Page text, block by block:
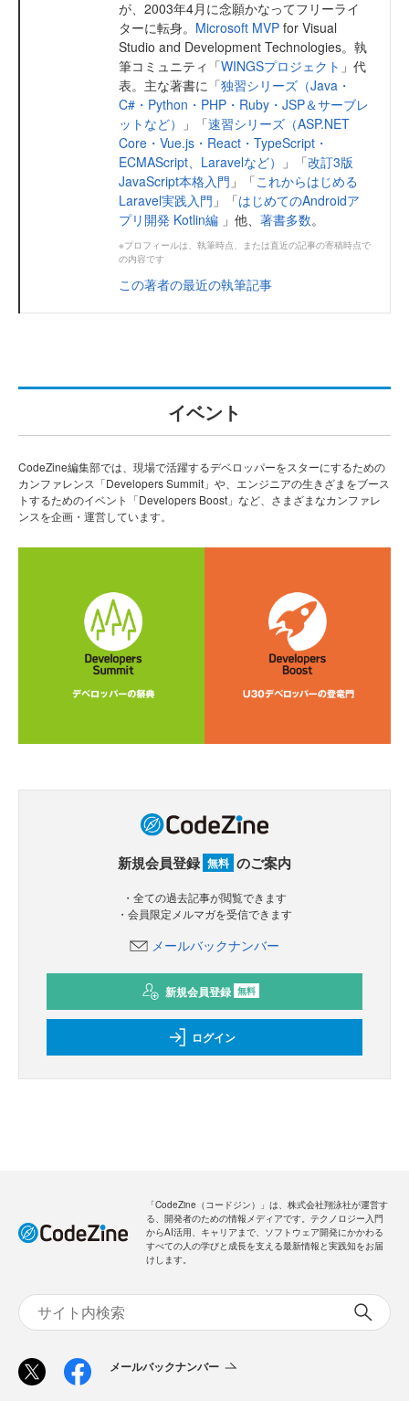
が、2003年4月に念願かなってフリーライ
ターに転身。 Microsoft MVP for Visual
Studio and Development Technologies。執
筆コミュニティ「WINGSプロジェクト 」代
表。主な著書に「独習シリーズ（Java・
C#・Python・PHP・Ruby・JSP＆サーブレ
ットなど）
」「速習シリーズ（ASP.NET
Core・Vue.js・React・TypeScript・
ECMAScript、Laravelなど）
」「改訂3版
JavaScript本格入門 」「これからはじめる
Laravel実践入門 」「はじめてのAndroidア
プリ開発 Kotlin編 」他、 著書多数。
※プロフィールは、執筆時点、または直近の記事の寄稿時点で
の内容です
この著者の最近の執筆記事
イベント
CodeZine編集部では、現場で活躍するデベロッパーをスターにするための
カンファレンス「Developers Summit」や、エンジニアの生きざまをブース
トするためのイベント「Developers Boost」など、さまざまなカンファレ
ンスを企画・運営しています。
新規会員登録 無料 のご案内
・全ての過去記事が閲覧できます
・会員限定メルマガを受信できます
メールバックナンバー
新規会員登録 無料
ログイン
「CodeZine（コードジン）」は、株式会社翔泳社が運営す
る、開発者のための情報メディアです。テクノロジー入門
からAI活用、キャリアまで、ソフトウェア開発にかかわる
すべての人の学びと成長を支える最新情報と実践知をお届
けします。
メールバックナンバー